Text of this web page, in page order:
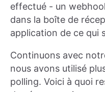
effectué - un
dans la boîte de
application de ce qui
Continuons avec
nous avons utilisé
polling. Voici à quoi